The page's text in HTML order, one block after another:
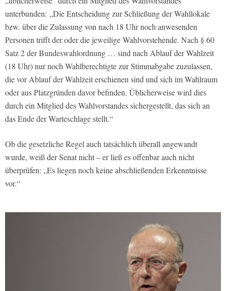
unterbunden: „Die Entscheidung zur Schließung der Wahllokale
bzw. über die Zulassung von nach 18 Uhr noch anwesenden
Personen trifft der oder die jeweilige Wahlvorstehende. Nach § 60
Satz 2 der Bundeswahlordnung … sind nach Ablauf der Wahlzeit
(18 Uhr) nur noch Wahlberechtigte zur Stimmabgabe zuzulassen,
die vor Ablauf der Wahlzeit erschienen sind und sich im Wahlraum
oder aus Platzgründen davor befinden. Üblicherweise wird dies
durch ein Mitglied des Wahlvorstandes sichergestellt, das sich an
das Ende der Warteschlage stellt.“
Ob die gesetzliche Regel auch tatsächlich überall angewandt
wurde, weiß der Senat nicht – er ließ es offenbar auch nicht
überprüfen: „Es liegen noch keine abschließenden Erkenntnisse
vor.“